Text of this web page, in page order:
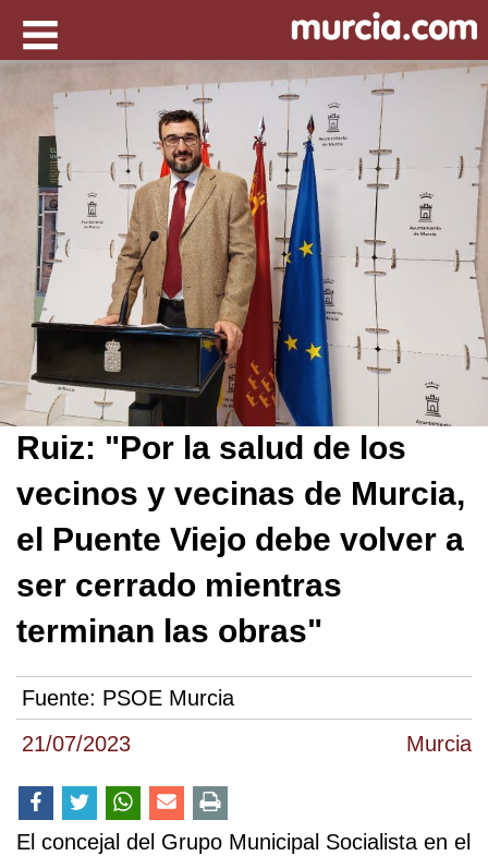
21/07/2023 Murcia
Ruiz: "Por la salud de los
vecinos y vecinas de Murcia,
el Puente Viejo debe volver a
ser cerrado mientras
terminan las obras"
Fuente: PSOE Murcia
El concejal del Grupo Municipal Socialista en el